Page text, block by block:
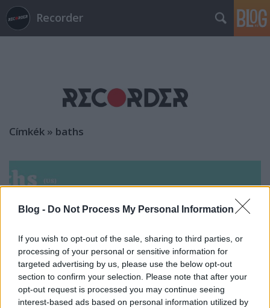
Blog - Do Not Process My Personal Information
If you wish to opt-out of the sale, sharing to third parties, or
processing of your personal or sensitive information for
targeted advertising by us, please use the below opt-out
section to confirm your selection. Please note that after your
opt-out request is processed you may continue seeing
interest-based ads based on personal information utilized by
Recorder
Címkék » baths